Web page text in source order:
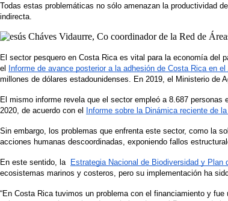
Todas estas problemáticas no sólo amenazan la productividad
indirecta.
El sector pesquero en Costa Rica es vital para la economía del
el
Informe de avance posterior a la adhesión de Costa Rica en
millones de dólares estadounidenses. En 2019, el Ministerio de
El mismo informe revela que el sector empleó a 8.687
2020, de acuerdo con el
Informe sobre la Dinámica reciente de
Sin embargo, los problemas que enfrenta este sector, como la
acciones humanas descoordinadas, exponiendo fallos
En este sentido, la Estrategia Nacional de Biodiversidad y Plan
ecosistemas marinos y costeros, pero su implementación ha
“En Costa Rica tuvimos un problema con el financiamiento y